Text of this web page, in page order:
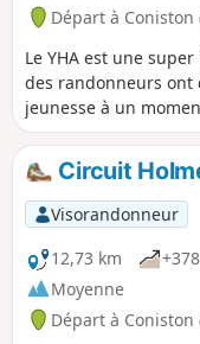
Départ à
Le YHA est une
des randonneurs ont
jeunesse à un
marrant de penser
monde, surtout les
moyens, à mieux
campagne, en
ou d'autres
Voici une liste
dans une auberge
chemin , tu
montagne et 1 pub.
Circuit
Visorandonneur
12,73 km
Moyenne
Départ à